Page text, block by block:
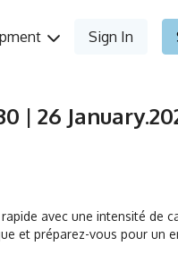
Sign In
| 26
avec une intensité de
et préparez-vous pour un